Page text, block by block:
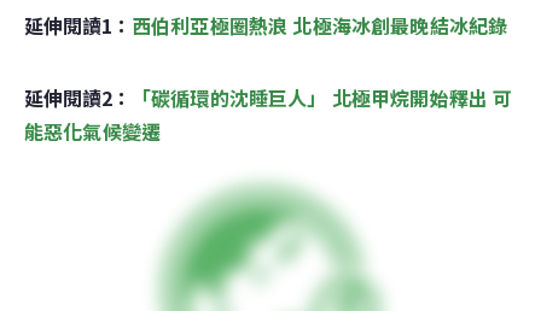
延伸閱讀1： 西伯利亞極圈熱浪 北極海冰創最晚結冰紀錄
延伸閱讀2：
「碳循環的沈睡巨人」 北極甲烷開始釋出 可
能惡化氣候變遷